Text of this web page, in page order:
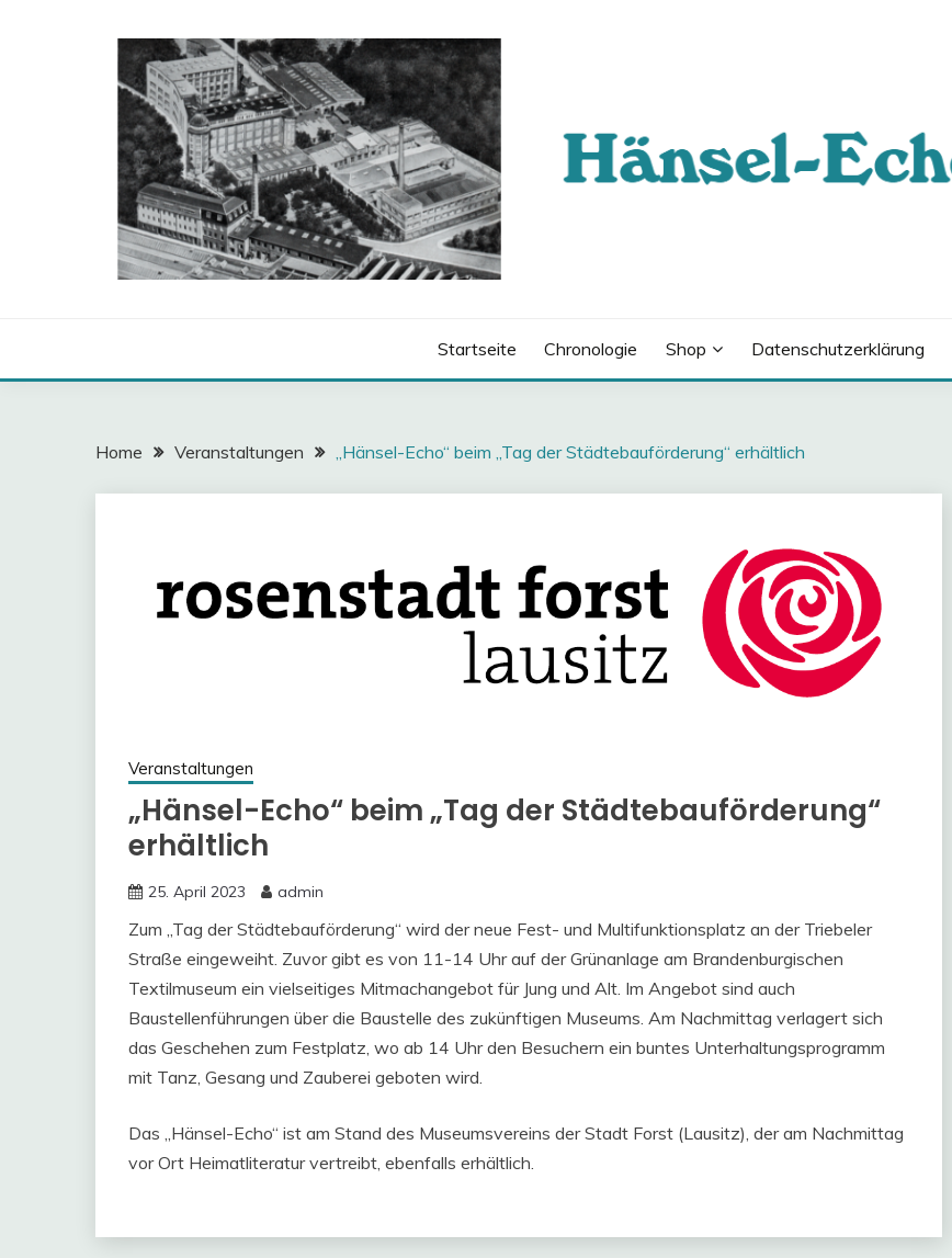
Startseite Chronologie Shop Datenschutzerklärung
Home Veranstaltungen „Hänsel-Echo“ beim „Tag der Städtebauförderung“ erhältlich
Veranstaltungen
„Hänsel-Echo“ beim „Tag der Städtebauförderung“
erhältlich
25. April 2023 admin
Zum „Tag der Städtebauförderung“ wird der neue Fest- und Multifunktionsplatz an der Triebeler
Straße eingeweiht. Zuvor gibt es von 11-14 Uhr auf der Grünanlage am Brandenburgischen
Textilmuseum ein vielseitiges Mitmachangebot für Jung und Alt. Im Angebot sind auch
Baustellenführungen über die Baustelle des zukünftigen Museums. Am Nachmittag verlagert sich
das Geschehen zum Festplatz, wo ab 14 Uhr den Besuchern ein buntes Unterhaltungsprogramm
mit Tanz, Gesang und Zauberei geboten wird.
Das „Hänsel-Echo“ ist am Stand des Museumsvereins der Stadt Forst (Lausitz), der am Nachmittag
vor Ort Heimatliteratur vertreibt, ebenfalls erhältlich.